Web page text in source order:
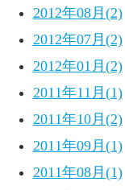
2012年08月(2)
2012年07月(2)
2012年01月(2)
2011年11月(1)
2011年10月(2)
2011年09月(1)
2011年08月(1)